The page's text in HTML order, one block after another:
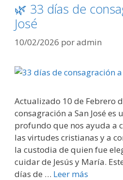
🌿 33 días de
José
10/02/2026 poradmin
Actualizado 10 de Febrero
consagración a San José
profundo que nos ayuda a
las virtudes cristianas y a
la custodia de quien fue
cuidar de Jesús y María.
días de … Leer más